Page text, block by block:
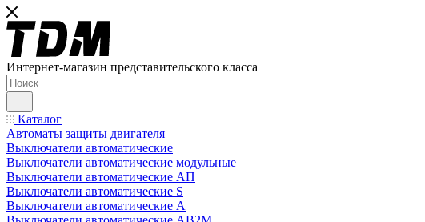
Интернет-магазин представительского класса
Каталог
Автоматы защиты двигателя
Выключатели автоматические
Выключатели автоматические модульные
Выключатели автоматические АП
Выключатели автоматические S
Выключатели автоматические А